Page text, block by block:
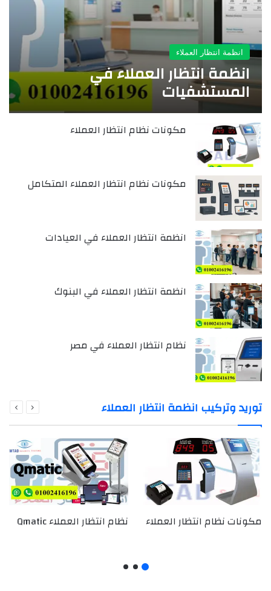
انظمة انتظار العملاء
انظمة انتظار العملاء في
المستشفيات
مكونات نظام انتظار العملاء
مكونات نظام انتظار العملاء المتكامل
انظمة انتظار العملاء في العيادات
انظمة انتظار العملاء في البنوك
نظام انتظار العملاء في مصر
توريد وتركيب انظمة انتظار العملاء
مكونات نظام انتظار العملاء نظام انتظار العملاء Qmatic